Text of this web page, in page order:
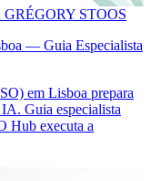
GRÉGORY STOOS
— Guia Especialista
em Lisboa prepara
IA. Guia especialista
Hub executa a